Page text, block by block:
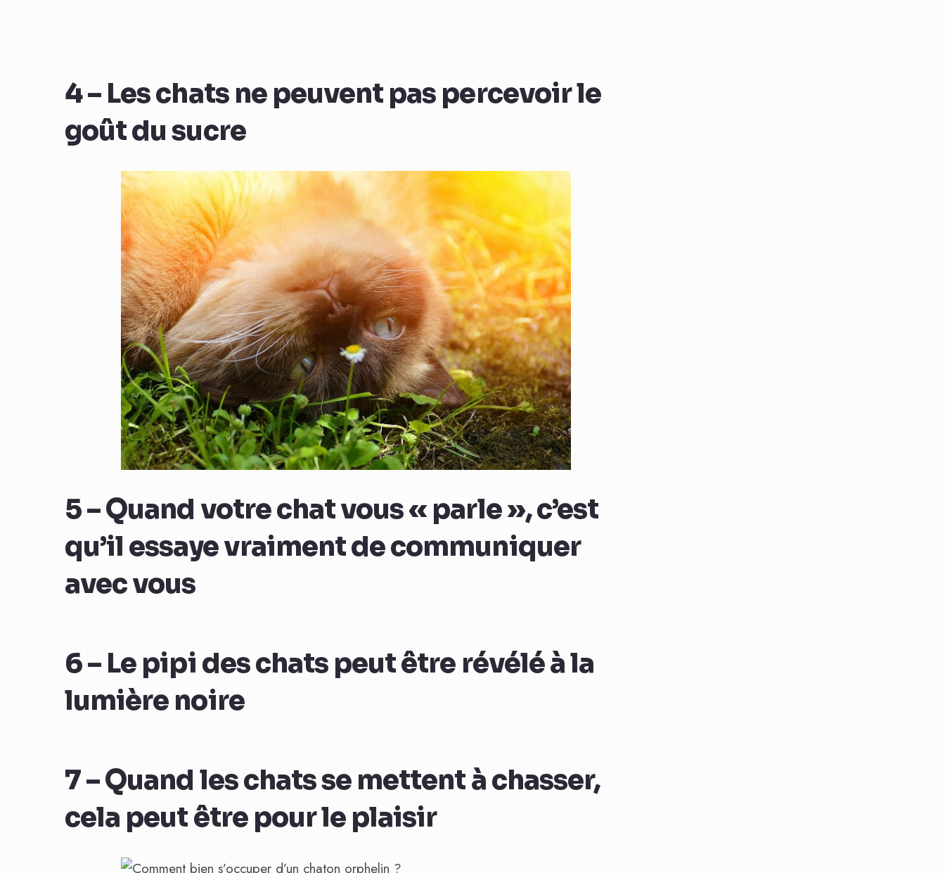
4 – Les chats ne peuvent pas percevoir le
goût du sucre
5 – Quand votre chat vous « parle », c’est
qu’il essaye vraiment de communiquer
avec vous
6 – Le pipi des chats peut être révélé à la
lumière noire
7 – Quand les chats se mettent à chasser,
cela peut être pour le plaisir